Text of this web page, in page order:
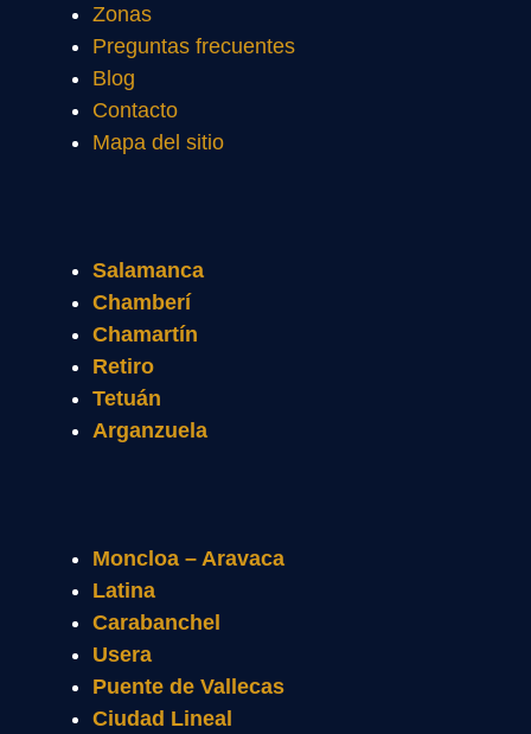
Zonas
Preguntas frecuentes
Blog
Contacto
Mapa del sitio
Salamanca
Chamberí
Chamartín
Retiro
Tetuán
Arganzuela
Moncloa – Aravaca
Latina
Carabanchel
Usera
Puente de Vallecas
Ciudad Lineal